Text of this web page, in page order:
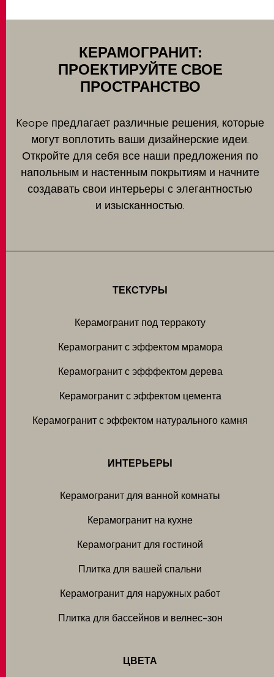
КЕРАМОГРАНИТ:
ПРОЕКТИРУЙТЕ СВОЕ
ПРОСТРАНСТВО
Keope предлагает различные решения, которые
могут воплотить ваши дизайнерские идеи.
Откройте для себя все наши предложения по
напольным и настенным покрытиям и начните
создавать свои интерьеры с элегантностью
и изысканностью.
ТЕКСТУРЫ
Керамогранит под терракоту
Керамогранит с эффектом мрамора
Керамогранит с эфффектом дерева
Керамогранит с эффектом цемента
Керамогранит с эффектом натурального камня
ИНТЕРЬЕРЫ
Керамогранит для ванной комнаты
Керамогранит на кухне
Керамогранит для гостиной
Плитка для вашей спальни
Керамогранит для наружных работ
Плитка для бассейнов и велнес-зон
ЦВЕТА